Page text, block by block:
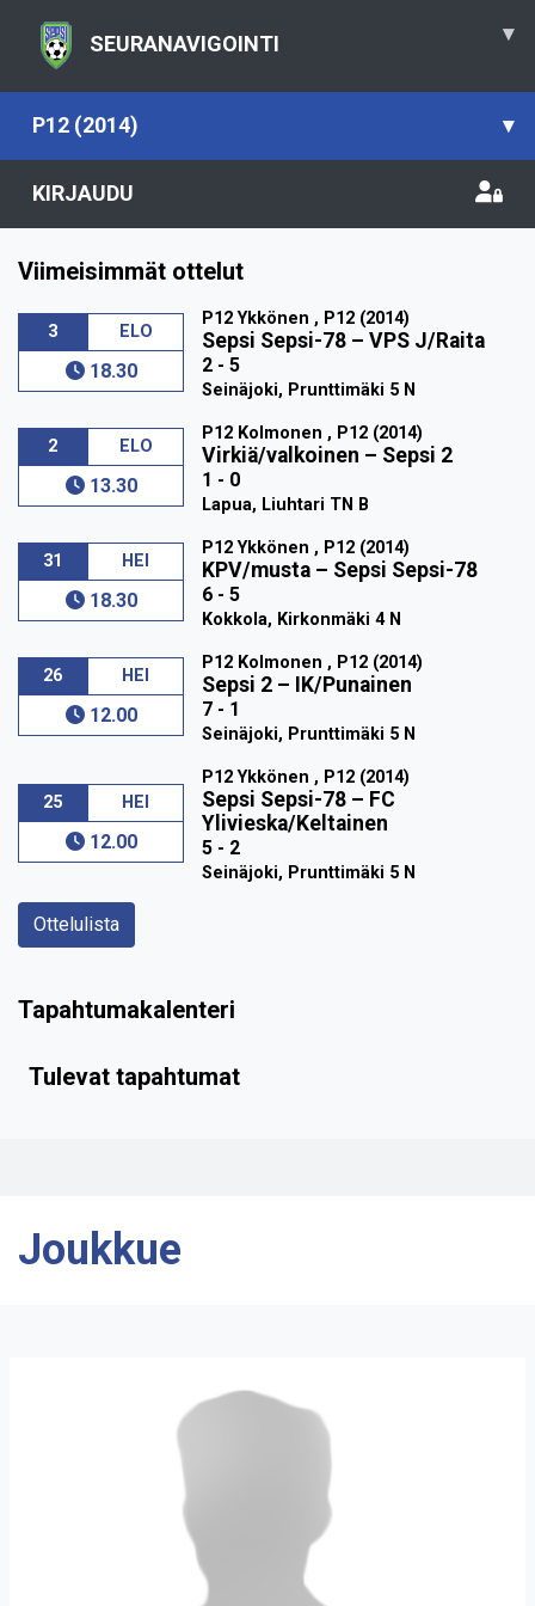
SEURANAVIGOINTI ▾
P12 (2014) ▾
KIRJAUDU
Viimeisimmät ottelut
3 ELO
18.30
P12 Ykkönen , P12 (2014)
Sepsi Sepsi-78 –VPS J/Raita
2 - 5
Seinäjoki, Prunttimäki 5 N
2 ELO
13.30
P12 Kolmonen , P12 (2014)
Virkiä/valkoinen – Sepsi 2
1 - 0
Lapua, Liuhtari TN B
31 HEI
18.30
P12 Ykkönen , P12 (2014)
KPV/musta – Sepsi Sepsi-78
6 - 5
Kokkola, Kirkonmäki 4 N
26 HEI
12.00
P12 Kolmonen , P12 (2014)
Sepsi 2 – IK/Punainen
7 - 1
Seinäjoki, Prunttimäki 5 N
25 HEI
12.00
P12 Ykkönen , P12 (2014)
Sepsi Sepsi-78 – FC
Ylivieska/Keltainen
5 - 2
Seinäjoki, Prunttimäki 5 N
Ottelulista
Tapahtumakalenteri
Tulevat tapahtumat
Joukkue